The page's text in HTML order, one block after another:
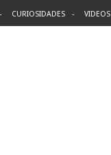
CURIOSIDADES VIDEOS